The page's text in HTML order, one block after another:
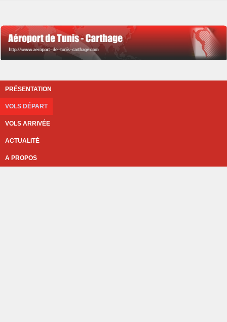
PRÉSENTATION
VOLS DÉPART
VOLS ARRIVÉE
ACTUALITÉ
A PROPOS